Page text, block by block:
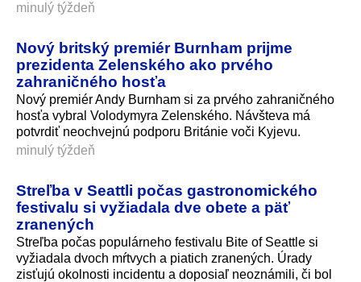
minulý týždeň
Nový britský premiér Burnham prijme
prezidenta Zelenského ako prvého
zahraničného hosťa
Nový premiér Andy Burnham si za prvého zahraničného
hosťa vybral Volodymyra Zelenského. Návšteva má
potvrdiť neochvejnú podporu Británie voči Kyjevu.
minulý týždeň
Streľba v Seattli počas gastronomického
festivalu si vyžiadala dve obete a päť
zranených
Streľba počas populárneho festivalu Bite of Seattle si
vyžiadala dvoch mŕtvych a piatich zranených. Úrady
zisťujú okolnosti incidentu a doposiaľ neoznámili, či bol